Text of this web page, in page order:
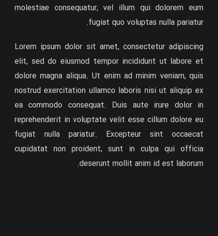
molestiae consequatur, vel illum qui dolorem eum
fugiat quo voluptas nulla pariatur.
Lorem ipsum dolor sit amet, consectetur adipiscing
elit, sed do eiusmod tempor incididunt ut labore et
dolore magna aliqua. Ut enim ad minim veniam, quis
nostrud exercitation ullamco laboris nisi ut aliquip ex
ea commodo consequat. Duis aute irure dolor in
reprehenderit in voluptate velit esse cillum dolore eu
fugiat nulla pariatur. Excepteur sint occaecat
cupidatat non proident, sunt in culpa qui officia
deserunt mollit anim id est laborum.